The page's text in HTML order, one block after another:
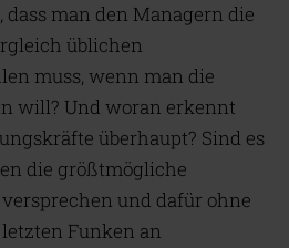
man den Managern die
üblichen
muss, wenn man die
will? Und woran erkennt
überhaupt? Sind es
die größtmögliche
und dafür ohne
Funken an